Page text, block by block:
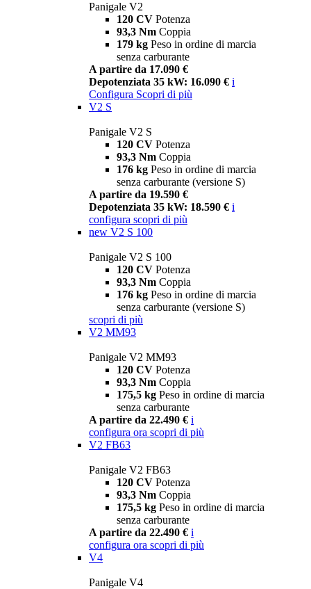
Panigale V2
120 CV Potenza
93,3 Nm Coppia
179 kg Peso in ordine di marcia
senza carburante
A partire da 17.090 €
Depotenziata 35 kW: 16.090 € i
Configura Scopri di più
V2 S
Panigale V2 S
120 CV Potenza
93,3 Nm Coppia
176 kg Peso in ordine di marcia
senza carburante (versione S)
A partire da 19.590 €
Depotenziata 35 kW: 18.590 € i
configura scopri di più
new V2 S 100
Panigale V2 S 100
120 CV Potenza
93,3 Nm Coppia
176 kg Peso in ordine di marcia
senza carburante (versione S)
scopri di più
V2 MM93
Panigale V2 MM93
120 CV Potenza
93,3 Nm Coppia
175,5 kg Peso in ordine di marcia
senza carburante
A partire da 22.490 € i
configura ora scopri di più
V2 FB63
Panigale V2 FB63
120 CV Potenza
93,3 Nm Coppia
175,5 kg Peso in ordine di marcia
senza carburante
A partire da 22.490 € i
configura ora scopri di più
V4
Panigale V4